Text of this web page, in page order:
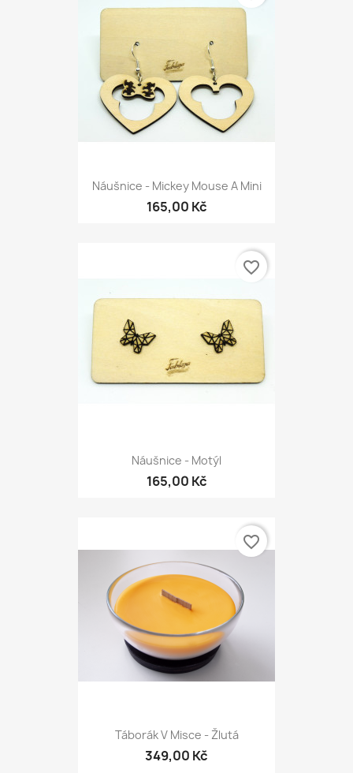
Náušnice - Mickey Mouse A Mini
165,00 Kč
Náušnice - Motýl
165,00 Kč
favorite_border
Táborák V Misce - Žlutá
349,00 Kč
favorite_border